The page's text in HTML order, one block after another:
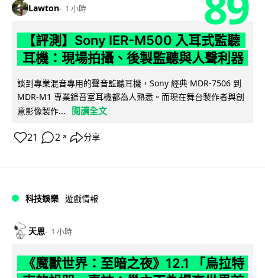
Lawton 1 小時
【評測】Sony IER-M500 入耳式監聽
耳機：現場拍攝、後製監聽與人聲利器
談到專業混音專用的聲音監聽耳機，Sony 經典 MDR-7506 到
MDR-M1 專業錄音室耳機都為人熟悉。而現在舞台製作者與創
意影像製作...
閱讀全文
21 2 ↗ 分享
科技娛樂 遊戲情報
天恩 1 小時
《魔獸世界：至暗之夜》12.1 「烏拉特